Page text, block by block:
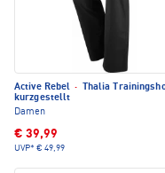
Active Rebel ·
Thalia
kurzgestellt
Damen
€ 39,99
UVP* € 49,99